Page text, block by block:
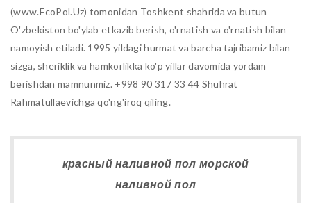
(www.EcoPol.Uz) tomonidan Toshkent shahrida va butun
O'zbekiston bo'ylab etkazib berish, o'rnatish va o'rnatish bilan
namoyish etiladi. 1995 yildagi hurmat va barcha tajribamiz bilan
sizga, sheriklik va hamkorlikka ko'p yillar davomida yordam
berishdan mamnunmiz. +998 90 317 33 44 Shuhrat
Rahmatullaevichga qo'ng'iroq qiling.
красный наливной пол морской
наливной пол